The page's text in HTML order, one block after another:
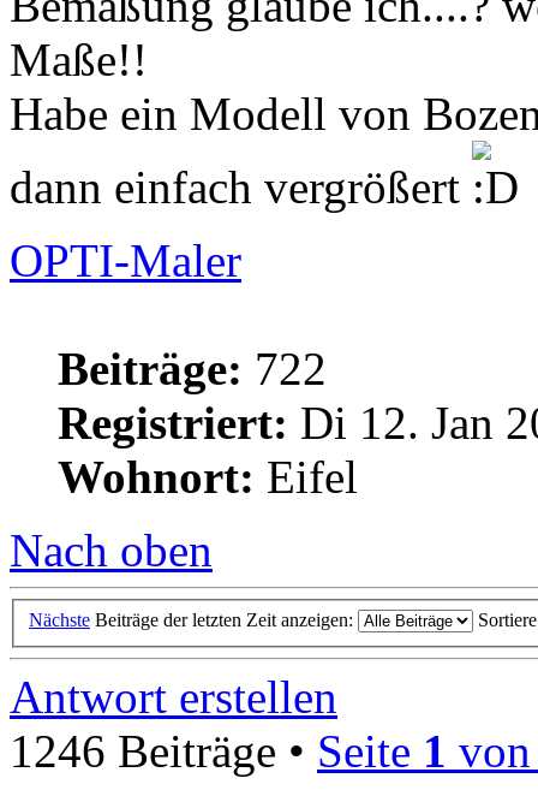
Maße!!
Habe ein Modell von
dann einfach vergrößert
OPTI-Maler
Beiträge: 722
Registriert: Di 12. Jan
Wohnort: Eifel
Nach oben
Nächste Beiträge der letzten Zeit anzeigen:
Antwort erstellen
1246 Beiträge • Seite 1